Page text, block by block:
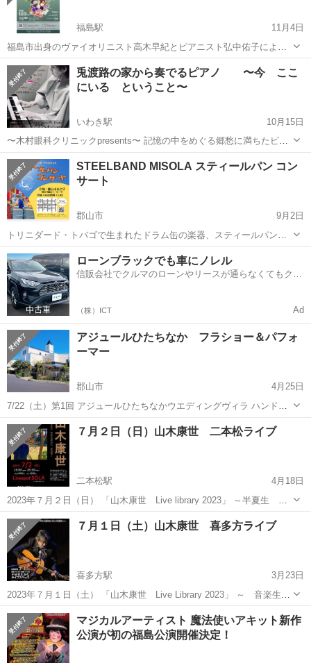
福島駅
11月4日
福島市出身のヴァイオリニスト高木早紀とピアニスト弘中佑子による
コンサート。 第4回目となる今回は、ノルウェーの作曲家グリーグの
ヴァイオリンソナタを中心に、トークを交えながら数々の名曲を披露
する。 演奏曲目 グリ...
福島 福島市 福島駅 コンサート/ショー
ヴァイオリニスト
兎渡路の家から奏でるピアノ 〜今 ここ
にいる ということ〜
いわき駅
10月15日
〜木村眼科クリニックpresents〜 記憶の中をめぐる郷愁に満ちたピア
ノの旋律。忘れかけていた優しさと懐かしさか今ここに… ピアノの詩
人・巨勢典子が奏でる音色は、深く、暖かい安らぎの世界へ導き、私
たちの心を優しく解き放...
福島 いわき市 いわき駅 コンサート/ショー ドイツ
STEELBAND MISOLA スティールパン コン
サート
郡山市
9月2日
トリニダード・トバゴで生まれたドラム缶の楽器、スティールパン。
「天使の雨音」とも例えられるほどのきらめく音色、南国の軽快なリ
ズム、お子様から大人の方までお楽しみいただける曲で、みなさんに
元気をお届けします。 入場料無料...
福島 郡山市 コンサート/ショー
ローンブラックでも車にノレル
信販会社でクルマのローンやリースが通らなくてもクル
（株）ICT Ad
アジュールひたちなか フラショー＆パフォ
ーマー
郡山市
4月25日
7/22（土）第1回 アジュールひたちなかウエディングヴィラ ハンドメ
イドマルシェにて同時フラショーが御座います フラダンサー及びパフ
ォーマーを募集しております 30分で2000円徴収致します 現在フラ...
福島 郡山市 コンサート/ショー フラ
７月２日（日）山木康世 二本松ライブ
二本松駅
4月18日
2023年７月２日（日） 「山木康世 Live library 2023」 ～半夏生 安
達太良山に 夏の雲～ 会場＝Livespot SOLA 二本松市本町2-201 開場
１６：００ 開演１６：３０ 前売...
福島 二本松市 二本松駅 コンサート/ショー 山木康世
７月１日（土）山木康世 喜多方ライブ
喜多方駅
3月23日
2023年７月１日（土） 「山木康世 Live Library 2023」 ～ 音楽生活
50周年 THANK YOU 喜多方、そして未来へ ～ 会場＝FMきたか
たライブスペース アクセス＝JR磐越西線喜多方駅...
福島 喜多方市 コンサート/ショー 倶楽部
マジカルアーティスト 魔法使いアキット新作
公演が初の福島公演開催決定！